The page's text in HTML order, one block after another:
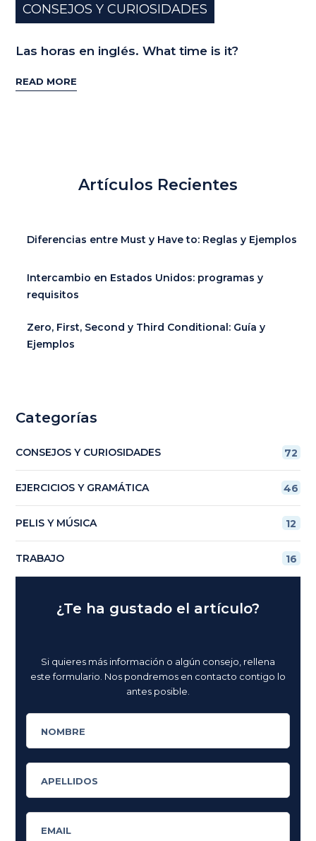
CONSEJOS Y CURIOSIDADES
Las horas en inglés. What time is it?
READ MORE
Artículos Recientes
Diferencias entre Must y Have to: Reglas y Ejemplos
Intercambio en Estados Unidos: programas y
requisitos
Zero, First, Second y Third Conditional: Guía y
Ejemplos
Categorías
CONSEJOS Y CURIOSIDADES 72
EJERCICIOS Y GRAMÁTICA 46
PELIS Y MÚSICA 12
TRABAJO 16
¿Te ha gustado el artículo?
Si quieres más información o algún consejo, rellena
este formulario. Nos pondremos en contacto contigo lo
antes posible.